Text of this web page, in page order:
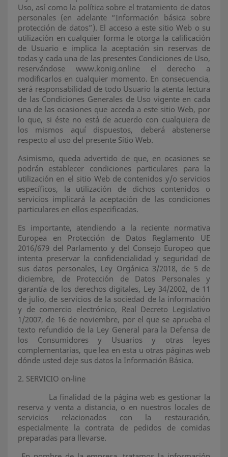
Uso, así como la política sobre el tratamiento de datos
personales (en adelante “Información básica sobre
protección de datos”). El acceso a este sitio Web o su
utilización en cualquier forma le otorga la calificación
de Usuario e implica la aceptación sin reservas de
todas y cada una de las presentes Condiciones de Uso,
reservándose www.konig.online el derecho a
modificarlos en cualquier momento. En consecuencia,
será responsabilidad de todo Usuario la atenta lectura
de las Condiciones Generales de Uso vigente en cada
una de las ocasiones que acceda a este sitio Web, por
lo que, si éste no está de acuerdo con cualquiera de
los mismos aquí dispuestos, deberá abstenerse
respecto al uso del presente Sitio Web.
Asimismo, queda advertido de que, en ocasiones se
podrán establecer condiciones particulares para la
utilización en el sitio Web de contenidos y/o servicios
específicos, la utilización de dichos contenidos o
servicios implicará la aceptación de las condiciones
particulares en ellos especificadas.
Es importante, atendiendo a la reciente normativa
Europea en Protección de Datos Reglamento UE
2016/679 del Parlamento y del Consejo Europeo que
intenta preservar la confidencialidad y seguridad de
sus datos personales, Ley Orgánica 3/2018, de 5 de
diciembre, de Protección de Datos Personales y
garantía de los derechos digitales, Ley 34/2002, de 11
de julio, de servicios de la sociedad de la información
y de comercio electrónico, Real Decreto Legislativo
1/2007, de 16 de noviembre, por el que se aprueba el
texto refundido de la Ley General para la Defensa de
los Consumidores y Usuarios y otras leyes
complementarias, que lea en esta u otras páginas web
dónde usted deje sus datos la Información Básica.
2. SERVICIO on-line
La finalidad de la página web es gestionar la
reserva y venta a distancia, o en nuestros locales de
servicios relacionados con la restauración,
especialmente la contrata de pedidos de comidas
preparadas para llevarse.